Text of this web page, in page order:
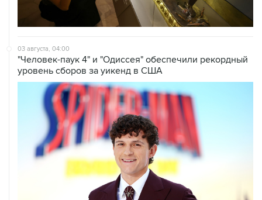
03 августа, 04:00
"Человек-паук 4" и "Одиссея" обеспечили рекордный
уровень сборов за уикенд в США